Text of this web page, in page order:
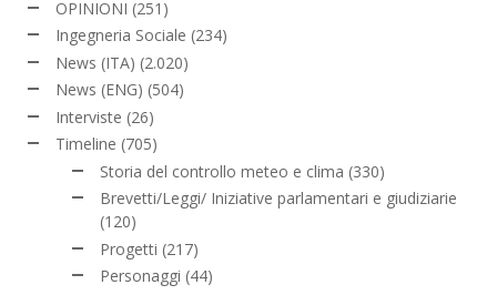
OPINIONI (251)
Ingegneria Sociale (234)
News (ITA) (2.020)
News (ENG) (504)
Interviste (26)
Timeline (705)
Storia del controllo meteo e clima (330)
Brevetti/Leggi/ Iniziative parlamentari e giudiziarie
(120)
Progetti (217)
Personaggi (44)